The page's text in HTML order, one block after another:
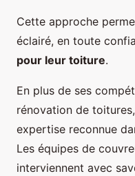
Cette approche
éclairé, en toute
pour leur toiture.
En plus de ses
rénovation de
expertise reconnue
Les équipes de
interviennent avec